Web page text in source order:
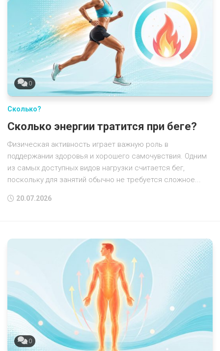
0
Сколько?
Сколько энергии тратится при беге?
Физическая активность играет важную роль в
поддержании здоровья и хорошего самочувствия. Одним
из самых доступных видов нагрузки считается бег,
поскольку для занятий обычно не требуется сложное...
20.07.2026
0